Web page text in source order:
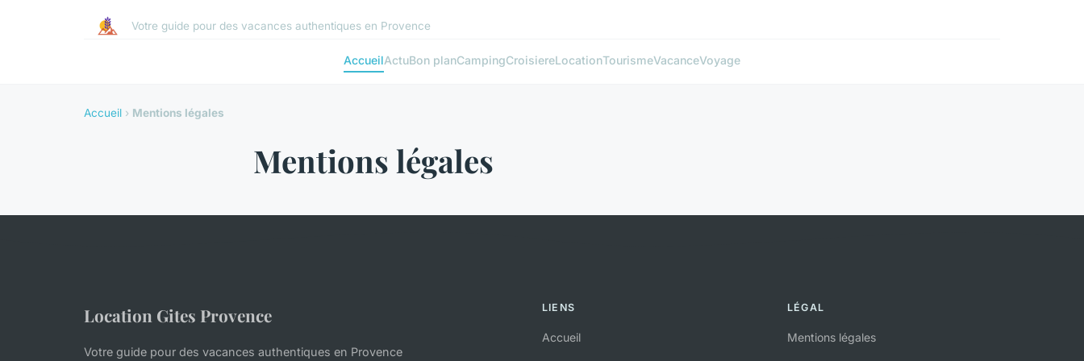
Votre guide pour des vacances authentiques en Provence
AccueilActuBon planCampingCroisiereLocationTourismeVacanceVoyage
Accueil › Mentions légales
Mentions légales
Location Gites Provence
Votre guide pour des vacances authentiques en Provence
LIENS
Accueil
LÉGAL
Mentions légales